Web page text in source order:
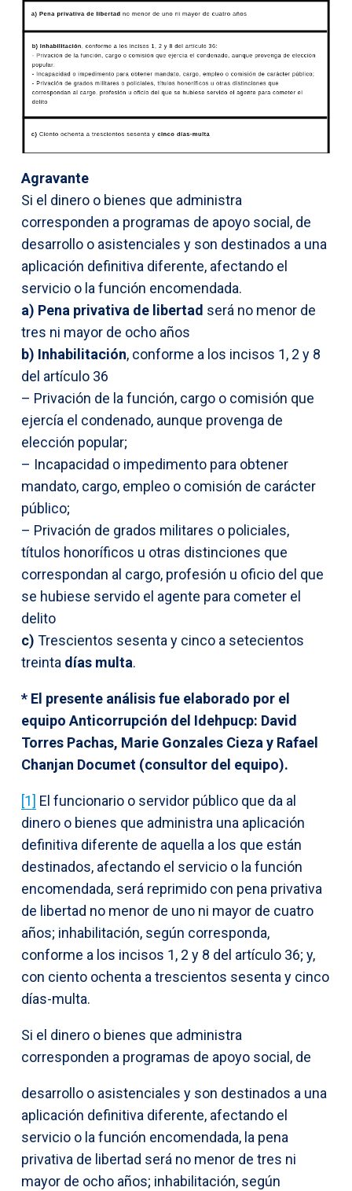
Agravante
Si el dinero o bienes que administra
corresponden a programas de apoyo social, de
desarrollo o asistenciales y son destinados a una
aplicación definitiva diferente, afectando el
servicio o la función encomendada.
a) Pena privativa de libertad será no menor de
tres ni mayor de ocho años
b) Inhabilitación, conforme a los incisos 1, 2 y 8
del artículo 36
– Privación de la función, cargo o comisión que
ejercía el condenado, aunque provenga de
elección popular;
– Incapacidad o impedimento para obtener
mandato, cargo, empleo o comisión de carácter
público;
– Privación de grados militares o policiales,
títulos honoríficos u otras distinciones que
correspondan al cargo, profesión u oficio del que
se hubiese servido el agente para cometer el
delito
c) Trescientos sesenta y cinco a setecientos
treinta días multa.
* El presente análisis fue elaborado por el
equipo Anticorrupción del Idehpucp: David
Torres Pachas, Marie Gonzales Cieza y Rafael
Chanjan Documet (consultor del equipo).
[1] El funcionario o servidor público que da al
dinero o bienes que administra una aplicación
definitiva diferente de aquella a los que están
destinados, afectando el servicio o la función
encomendada, será reprimido con pena privativa
de libertad no menor de uno ni mayor de cuatro
años; inhabilitación, según corresponda,
conforme a los incisos 1, 2 y 8 del artículo 36; y,
con ciento ochenta a trescientos sesenta y cinco
días-multa.
Si el dinero o bienes que administra
corresponden a programas de apoyo social, de
desarrollo o asistenciales y son destinados a una
aplicación definitiva diferente, afectando el
servicio o la función encomendada, la pena
privativa de libertad será no menor de tres ni
mayor de ocho años; inhabilitación, según